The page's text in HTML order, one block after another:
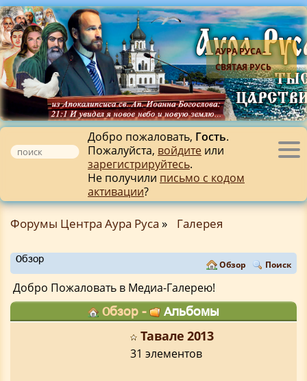
АУРА РУСА -
СВЯТАЯ РУСЬ
Добро пожаловать, Гость.
Пожалуйста, войдите или
зарегистрируйтесь.
Не получили письмо с кодом
активации?
Форумы Центра Аура Руса » Галерея
Обзор
Обзор Поиск
Добро Пожаловать в Медиа-Галерею!
Обзор - Альбомы
Тавале 2013
31 элементов